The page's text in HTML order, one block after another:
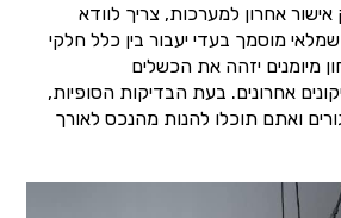
אחרון למערכות, צריך לוודא
מוסמך בעדי יעבור בין כלל חלקי
מיומנים יזהה את הכשלים
אחרונים. בעת הבדיקות הסופיות,
ואתם תוכלו להנות מהנכס לאורך